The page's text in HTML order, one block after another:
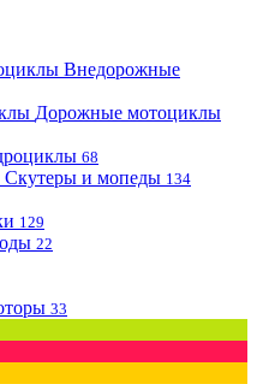
Внедорожные
Дорожные мотоциклы
68
Скутеры и мопеды 134
129
22
33